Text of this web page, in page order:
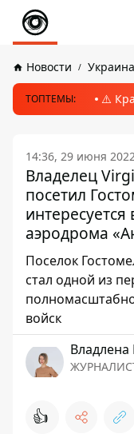
Новости Украина
ТОПТЕМЫ: ⚠️
14:36, 29 июня
Владелец
посетил
аэродрома
Поселок
стал одной из
войск
👍